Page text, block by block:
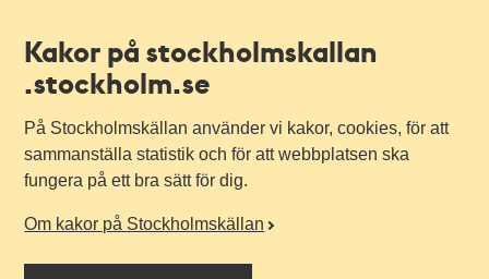
Kakor på stockholmskallan
.stockholm.se
På Stockholmskällan använder vi kakor, cookies, för att
sammanställa statistik och för att webbplatsen ska
fungera på ett bra sätt för dig.
Om kakor på Stockholmskällan